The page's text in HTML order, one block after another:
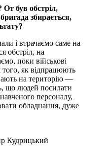
От був обстріл,
збирається,
і втрачаємо саме на
обстріл, на
поки військові
того, як відпрацюють
на територію —
що людей посилати
персоналу,
обладнання, дуже
Кудрицький